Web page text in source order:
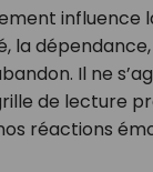
influence
la
Il ne
de lecture
réactions